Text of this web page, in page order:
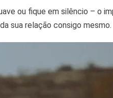
ou fique em silêncio – o
sua relação consigo mesmo.